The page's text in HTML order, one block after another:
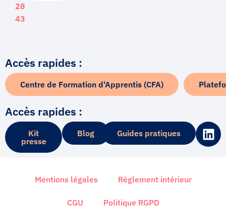
28
43
Accès rapides :
Centre de Formation d'Apprentis (CFA)
Accès rapides :
Kit
presse
Blog Guides pratiques L
i
n
Mentions légales Règlement intérieur
CGU Politique RGPD